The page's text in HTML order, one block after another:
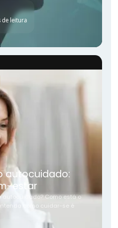
de leitura
autocuidado:
estar
Como está o
como cuidar-se é